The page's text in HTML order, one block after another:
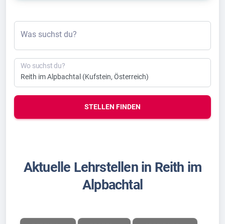
Was suchst du?
Wo suchst du?
STELLEN FINDEN
Aktuelle Lehrstellen in Reith im
Alpbachtal